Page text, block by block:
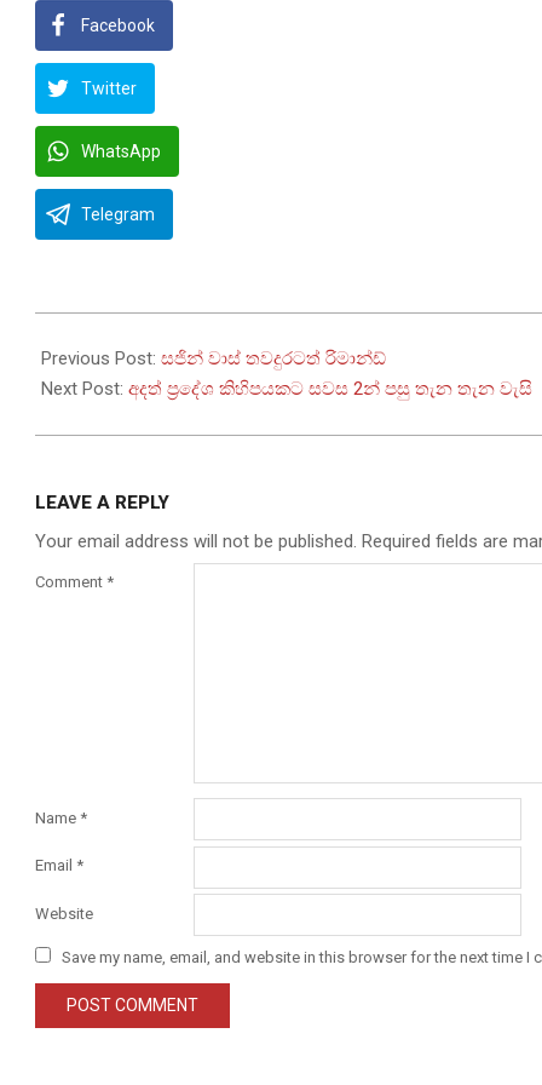
Facebook
Twitter
WhatsApp
Telegram
03-
25
Previous Post: සජින් වාස් තවදුරටත් රිමාන්ඩ්
Next Post: අදත් ප්‍රදේශ කිහිපයකට සවස 2න් පසු තැන තැන වැසි
LEAVE A REPLY
Your email address will not be published. Required fields are
Comment *
Name *
Email *
Website
Save my name, email, and website in this browser for the next time I